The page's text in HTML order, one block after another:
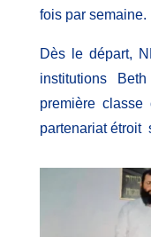
fois par semaine.
Dès le départ,
institutions
première
partenariat étroit